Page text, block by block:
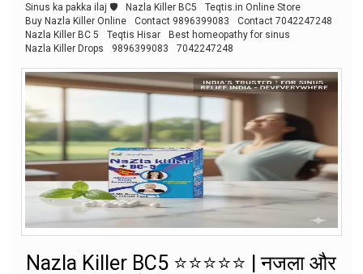
Sinus ka pakka ilaj 🛡️
Nazla Killer BC5
Teqtis.in Online Store
Buy Nazla Killer Online
Contact 9896399083
Contact 7042247248
Nazla Killer BC 5
Teqtis Hisar
Best homeopathy for sinus
Nazla Killer Drops
9896399083 7042247248
Nazla Killer BC5 ⭐⭐⭐⭐⭐ | नजला और